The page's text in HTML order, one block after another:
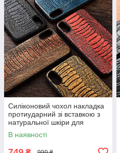
Силіконовий чохол накладка
протиударний зі вставкою з
натуральної шкіри для
Google Pixel XL "GENUINE"
В наявності